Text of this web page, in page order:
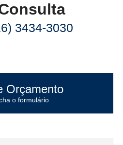
3434-3030
Orçamento
o formulário